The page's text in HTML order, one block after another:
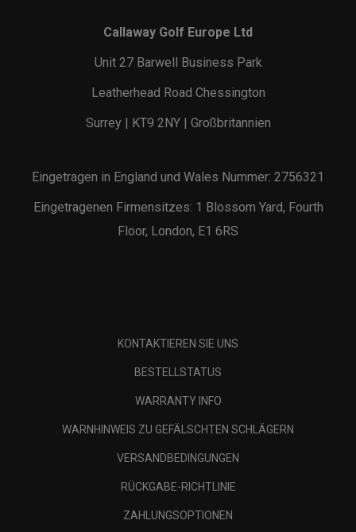
Callaway Golf Europe Ltd
Unit 27 Barwell Business Park
Leatherhead Road Chessington
Surrey | KT9 2NY | Großbritannien
Eingetragen in England und Wales Nummer: 2756321
Eingetragenen Firmensitzes: 1 Blossom Yard, Fourth
Floor, London, E1 6RS
KONTAKTIEREN SIE UNS
BESTELLSTATUS
WARRANTY INFO
WARNHINWEIS ZU GEFÄLSCHTEN SCHLÄGERN
VERSANDBEDINGUNGEN
RÜCKGABE-RICHTLINIE
ZAHLUNGSOPTIONEN